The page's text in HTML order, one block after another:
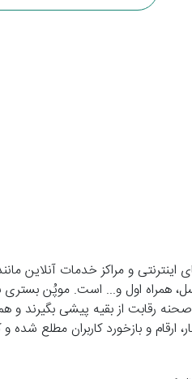
و مراکز خدمات آنلاین
همراه اول و... است. موپُن
از بقیه پیشی بگیرند و هم
ارقام و بازخورد کاربران مطلع